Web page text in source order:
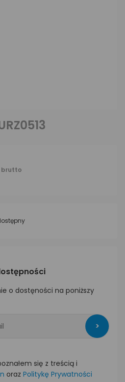
brutto
o dostęności na poniższy
>
się z treścią i
oraz Politykę Prywatności